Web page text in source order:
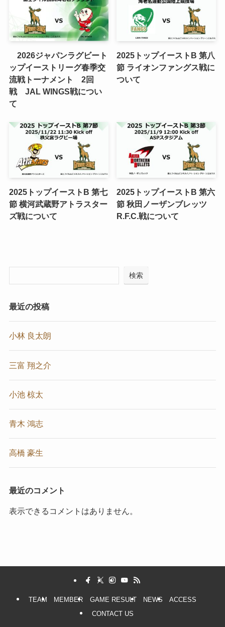
2026ジャパンラグビート
ップイーストリーグ春季交
流戦トーナメント 2回
戦 JAL WINGS戦につい
て
2025トップイーストB 第八
節 ライオンファングス戦に
ついて
2025トップイーストB 第七
節 横河武蔵野アトラスター
ズ戦について
2025トップイーストB 第六
節 秋田ノーザンブレッツ
R.F.C.戦について
検索
最近の投稿
小林 良太朗
三富 翔之介
小池 椋太
青木 鴻志
高橋 豪生
最近のコメント
表示できるコメントはありません。
TEAM MEMBER GAME RESULT NEWS
ACCESS
CONTACT US